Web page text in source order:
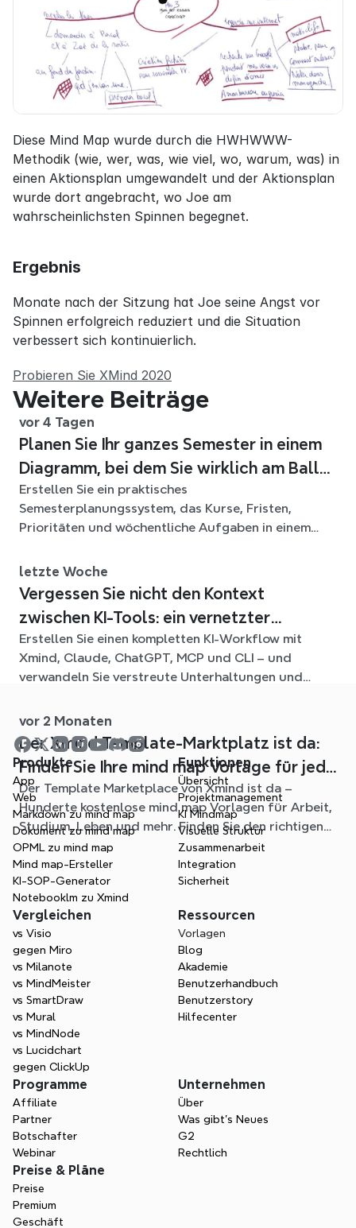
Diese Mind Map wurde durch die HWHWWW-
Methodik (wie, wer, was, wie viel, wo, warum, was) in
einen Aktionsplan umgewandelt und der Aktionsplan
wurde dort angebracht, wo Joe am
wahrscheinlichsten Spinnen begegnet.
Ergebnis
Monate nach der Sitzung hat Joe seine Angst vor
Spinnen erfolgreich reduziert und die Situation
verbessert sich kontinuierlich.
Probieren Sie XMind 2020
Weitere Beiträge
vor 4 Tagen
Planen Sie Ihr ganzes Semester in einem
Diagramm, bei dem Sie wirklich am Ball
bleiben
Erstellen Sie ein praktisches
Semesterplanungssystem, das Kurse, Fristen,
Prioritäten und wöchentliche Aufgaben in einem
verbindet.
letzte Woche
Vergessen Sie nicht den Kontext
zwischen KI-Tools: ein vernetzter
Workflow mit Xmind
Erstellen Sie einen kompletten KI-Workflow mit
Xmind, Claude, ChatGPT, MCP und CLI – und
verwandeln Sie verstreute Unterhaltungen und
vor 2 Monaten
Der Xmind Template-Marktplatz ist da:
Finden Sie Ihre mind map Vorlage für jede
Situation
Der Template Marketplace von Xmind ist da –
Hunderte kostenlose mind map Vorlagen für Arbeit,
Studium, Leben und mehr. Finden Sie den richtigen
Einstieg und überspringen Sie das leere Blatt.
Produkte
App
Web
Markdown zu mind map
Dokument zu mind map
OPML zu mind map
Mind map-Ersteller
KI-SOP-Generator
Notebooklm zu Xmind
Funktionen
Übersicht
Projektmanagement
KI Mindmap
Visuelle Struktur
Zusammenarbeit
Integration
Sicherheit
Vergleichen
vs Visio
gegen Miro
vs Milanote
vs MindMeister
vs SmartDraw
vs Mural
vs MindNode
vs Lucidchart
gegen ClickUp
Ressourcen
Vorlagen
Blog
Akademie
Benutzerhandbuch
Benutzerstory
Hilfecenter
Programme
Affiliate
Partner
Botschafter
Webinar
Unternehmen
Über
Was gibt's Neues
G2
Rechtlich
Preise & Pläne
Preise
Premium
Geschäft